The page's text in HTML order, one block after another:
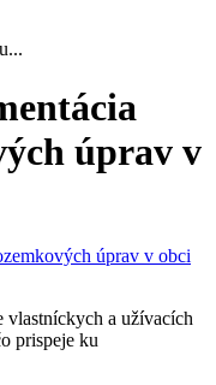
úprav v
a užívacích
prispeje ku